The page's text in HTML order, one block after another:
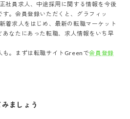
社員求人、中途採用に関する情報を今後
。会員登録いただくと、
グラフィッ
着求人をはじめ、最新の転職マーケット
なたにあった転職、求人情報をいち早
も。まずは転職サイトGreenで会員登録
ましょう